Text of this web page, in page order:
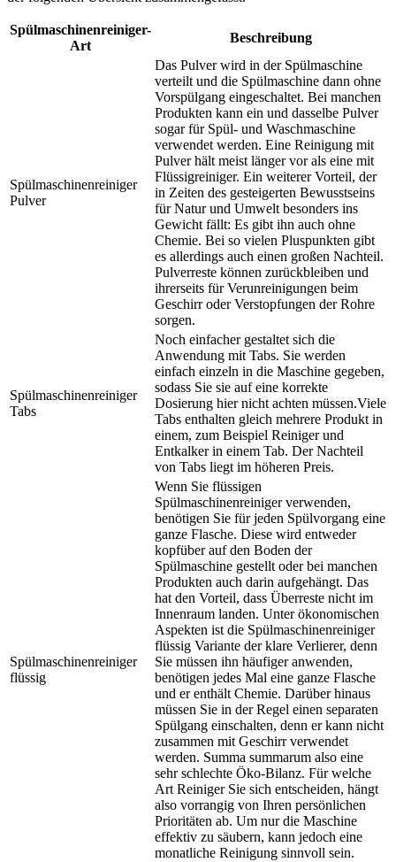
Spülmaschinenreiniger-
Art
Beschreibung
Spülmaschinenreiniger
Pulver
Das Pulver wird in der Spülmaschine
verteilt und die Spülmaschine dann ohne
Vorspülgang eingeschaltet. Bei manchen
Produkten kann ein und dasselbe Pulver
sogar für Spül- und Waschmaschine
verwendet werden. Eine Reinigung mit
Pulver hält meist länger vor als eine mit
Flüssigreiniger. Ein weiterer Vorteil, der
in Zeiten des gesteigerten Bewusstseins
für Natur und Umwelt besonders ins
Gewicht fällt: Es gibt ihn auch ohne
Chemie. Bei so vielen Pluspunkten gibt
es allerdings auch einen großen Nachteil.
Pulverreste können zurückbleiben und
ihrerseits für Verunreinigungen beim
Geschirr oder Verstopfungen der Rohre
sorgen.
Spülmaschinenreiniger
Tabs
Noch einfacher gestaltet sich die
Anwendung mit Tabs. Sie werden
einfach einzeln in die Maschine gegeben,
sodass Sie sie auf eine korrekte
Dosierung hier nicht achten müssen.Viele
Tabs enthalten gleich mehrere Produkt in
einem, zum Beispiel Reiniger und
Entkalker in einem Tab. Der Nachteil
von Tabs liegt im höheren Preis.
Spülmaschinenreiniger
flüssig
Wenn Sie flüssigen
Spülmaschinenreiniger verwenden,
benötigen Sie für jeden Spülvorgang eine
ganze Flasche. Diese wird entweder
kopfüber auf den Boden der
Spülmaschine gestellt oder bei manchen
Produkten auch darin aufgehängt. Das
hat den Vorteil, dass Überreste nicht im
Innenraum landen. Unter ökonomischen
Aspekten ist die Spülmaschinenreiniger
flüssig Variante der klare Verlierer, denn
Sie müssen ihn häufiger anwenden,
benötigen jedes Mal eine ganze Flasche
und er enthält Chemie. Darüber hinaus
müssen Sie in der Regel einen separaten
Spülgang einschalten, denn er kann nicht
zusammen mit Geschirr verwendet
werden. Summa summarum also eine
sehr schlechte Öko-Bilanz. Für welche
Art Reiniger Sie sich entscheiden, hängt
also vorrangig von Ihren persönlichen
Prioritäten ab. Um nur die Maschine
effektiv zu säubern, kann jedoch eine
monatliche Reinigung sinnvoll sein.